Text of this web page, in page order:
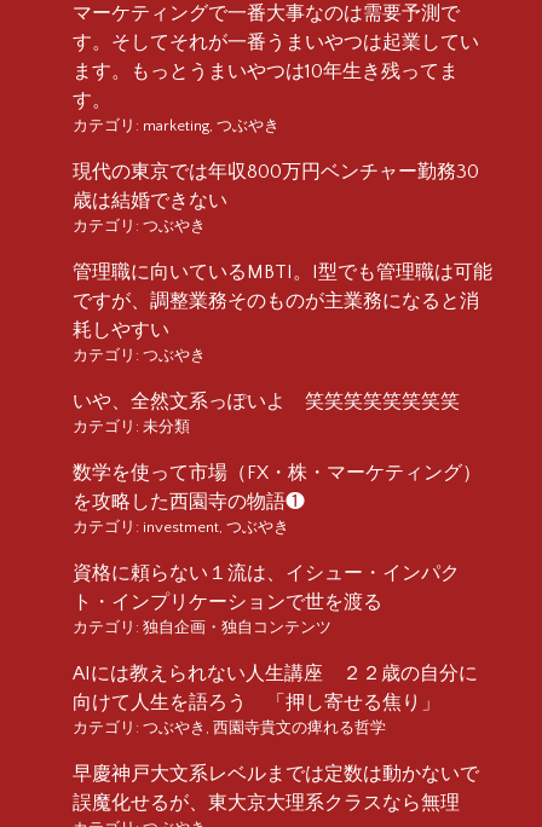
マーケティングで一番大事なのは需要予測で
す。そしてそれが一番うまいやつは起業してい
ます。もっとうまいやつは10年生き残ってま
す。
カテゴリ: marketing, つぶやき
現代の東京では年収800万円ベンチャー勤務30
歳は結婚できない
カテゴリ: つぶやき
管理職に向いているMBTI。I型でも管理職は可能
ですが、調整業務そのものが主業務になると消
耗しやすい
カテゴリ: つぶやき
いや、全然文系っぽいよ 笑笑笑笑笑笑笑笑
カテゴリ: 未分類
数学を使って市場（FX・株・マーケティング）
を攻略した西園寺の物語❶
カテゴリ: investment, つぶやき
資格に頼らない１流は、イシュー・インパク
ト・インプリケーションで世を渡る
カテゴリ: 独自企画・独自コンテンツ
AIには教えられない人生講座 ２２歳の自分に
向けて人生を語ろう 「押し寄せる焦り」
カテゴリ: つぶやき , 西園寺貴文の痺れる哲学
早慶神戸大文系レベルまでは定数は動かないで
誤魔化せるが、東大京大理系クラスなら無理